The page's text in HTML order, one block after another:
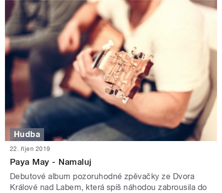
Hudba
22. říjen 2019
Paya May - Namaluj
Debutové album pozoruhodné zpěvačky ze Dvora
Králové nad Labem, která spíš náhodou zabrousila do